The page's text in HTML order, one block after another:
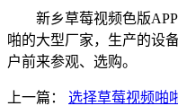
新乡草莓视频色版APP
啪的大型厂家，生产的设
户前来参观、选购。
上一篇： 选择草莓视频啪